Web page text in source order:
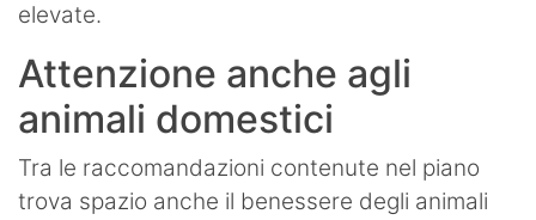
elevate.
Attenzione anche agli
animali domestici
Tra le raccomandazioni contenute nel piano
trova spazio anche il benessere degli animali